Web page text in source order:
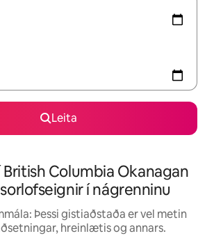
Leita
British Columbia Okanagan
í nágrenninu
Þessi gistiaðstaða er vel metin
hreinlætis og annars.